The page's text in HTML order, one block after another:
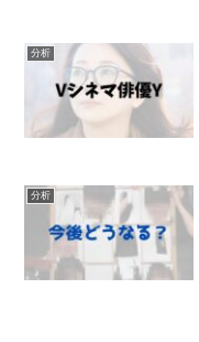
分析
分析